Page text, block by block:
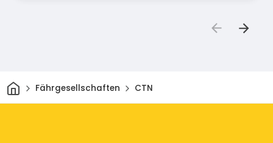
HeimFährgesellschaften CTN